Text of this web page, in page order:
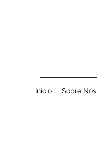
Início Sobre Nós